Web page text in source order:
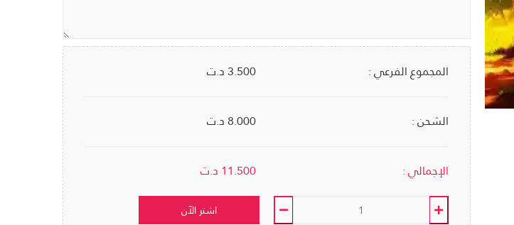
المجموع الفرعي : 3.500 د.ت
الشحن : 8.000 د.ت
الإجمالي : 11.500 د.ت
اشتر الآن